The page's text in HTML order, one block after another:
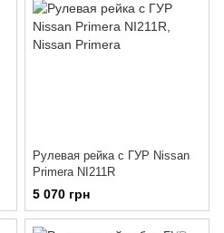
Рулевая рейка с ГУР Nissan
Primera NI211R
5 070 грн